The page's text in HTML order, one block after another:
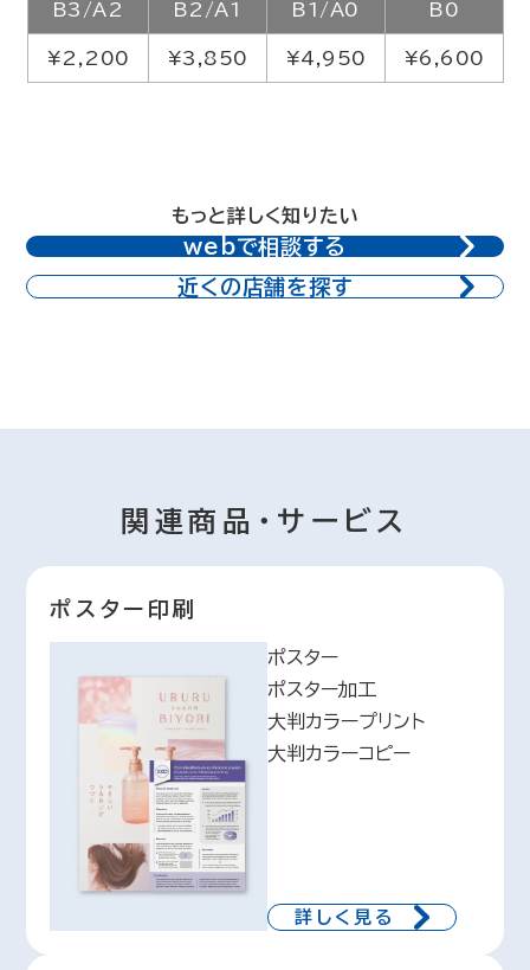
B3/A2 B2/A1 B1/A0 B0
¥2,200 ¥3,850 ¥4,950 ¥6,600
もっと詳しく知りたい
webで相談する
近くの店舗を探す
関連商品・サービス
ポスター印刷
ポスター
ポスター加工
大判カラープリント
大判カラーコピー
詳しく見る